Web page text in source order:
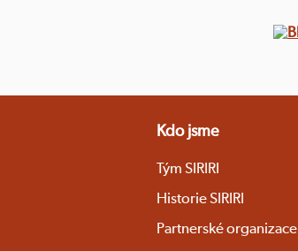
Kdo jsme
Tým SIRIRI
Historie SIRIRI
Partnerské organizace